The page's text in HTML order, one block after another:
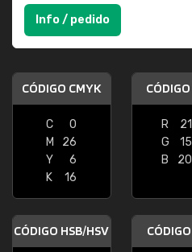
Info / pedido
CÓDIGO CMYK
C
0
M
26
Y
6
K
16
R
G
B
CÓDIGO HSB/HSV